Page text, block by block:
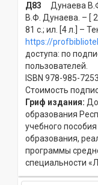
Д83 Дунаева
В.Ф. Дунаева. – [
81 с.; ил. [4 л.] –
https://
доступа: по
пользователей.
ISBN 978-985-
Стоимость
Гриф издания:
образования
учебного
образования,
программы
специальности